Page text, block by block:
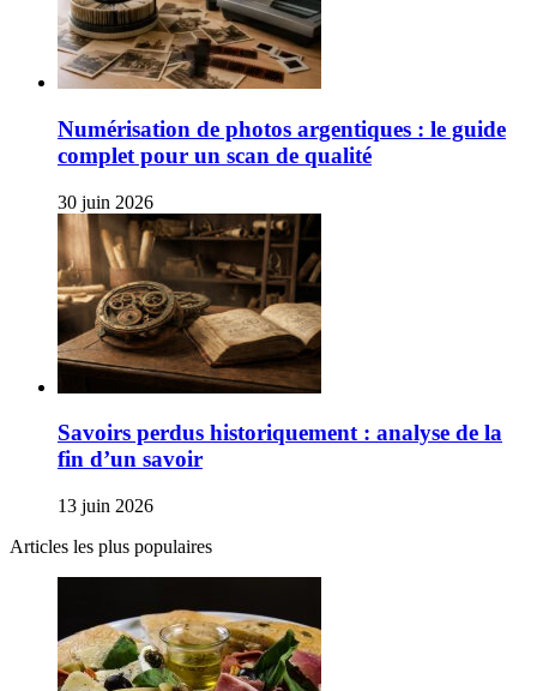
Numérisation de photos argentiques : le guide
complet pour un scan de qualité
30 juin 2026
Savoirs perdus historiquement : analyse de la
fin d’un savoir
13 juin 2026
Articles les plus populaires